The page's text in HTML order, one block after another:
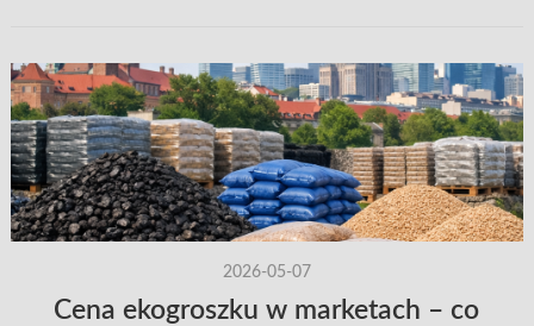
2026-05-07
Cena ekogroszku w marketach – co